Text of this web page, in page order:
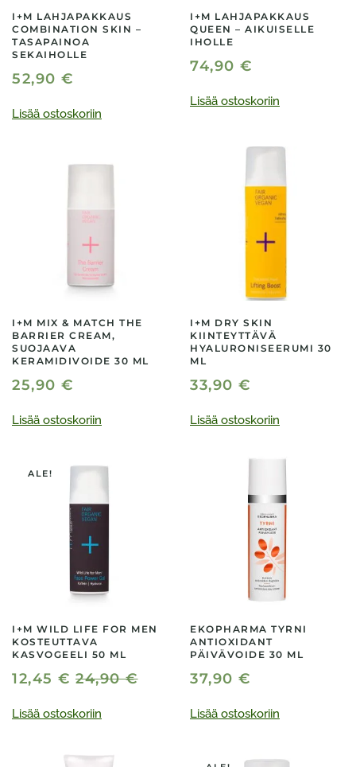
I+M LAHJAPAKKAUS
COMBINATION SKIN –
TASAPAINOA
SEKAIHOLLE
52,90 €
Lisää ostoskoriin
I+M LAHJAPAKKAUS
QUEEN – AIKUISELLE
IHOLLE
74,90 €
Lisää ostoskoriin
I+M MIX & MATCH THE
BARRIER CREAM,
SUOJAAVA
KERAMIDIVOIDE 30 ML
25,90 €
Lisää ostoskoriin
I+M DRY SKIN
KIINTEYTTÄVÄ
HYALURONISEERUMI 30
ML
33,90 €
Lisää ostoskoriin
ALE!
I+M WILD LIFE FOR MEN
KOSTEUTTAVA
KASVOGEELI 50 ML
12,45 € 24,90€
Lisää ostoskoriin
EKOPHARMA TYRNI
ANTIOXIDANT
PÄIVÄVOIDE 30 ML
37,90 €
Lisää ostoskoriin